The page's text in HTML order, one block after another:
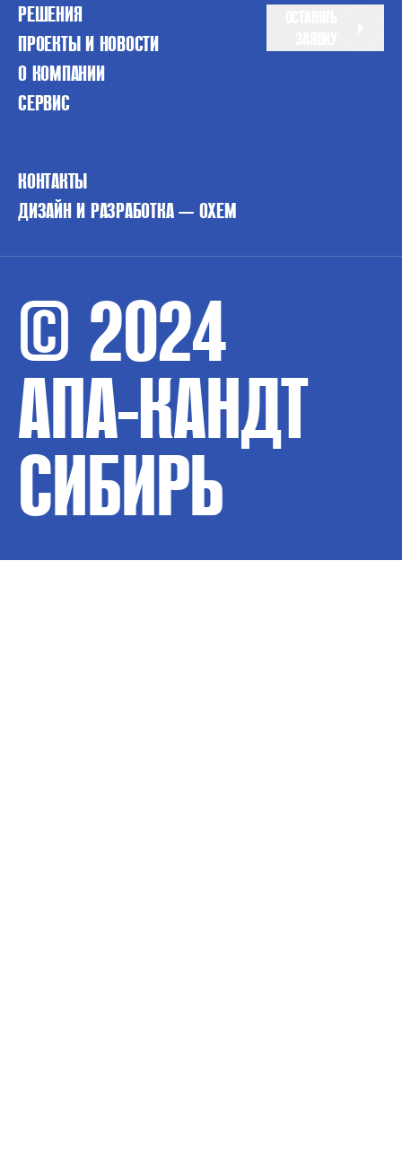
РЕШЕНИЯ
ПРОЕКТЫ И НОВОСТИ
О КОМПАНИИ
СЕРВИС
КОНТАКТЫ
ДИЗАЙН И РАЗРАБОТКА — OXEM
© 2024
АПА-КАНДТ
СИБИРЬ